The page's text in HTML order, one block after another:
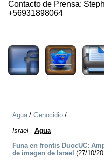
Contacto de Prensa:
+56931898064
Agua/ Genocidio /
Israel - Agua
Funa en frontis DuocUC:
de imagen de Israel (27/10/